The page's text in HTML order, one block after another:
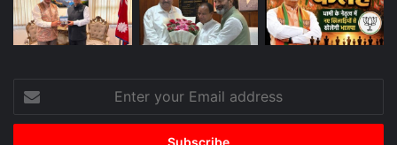
your
Email